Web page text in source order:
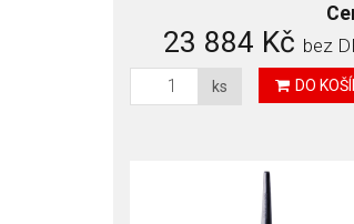
23 884 Kč bez
ks DO